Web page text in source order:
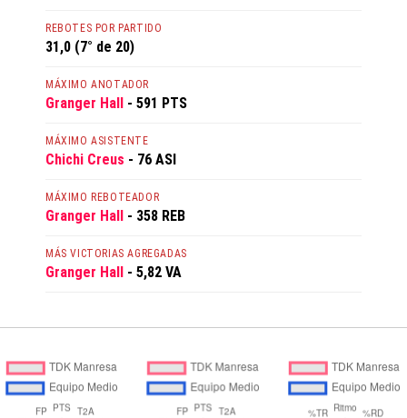
REBOTES POR PARTIDO
31,0 (7° de 20)
MÁXIMO ANOTADOR
Granger Hall - 591 PTS
MÁXIMO ASISTENTE
Chichi Creus - 76 ASI
MÁXIMO REBOTEADOR
Granger Hall - 358 REB
MÁS VICTORIAS AGREGADAS
Granger Hall - 5,82 VA